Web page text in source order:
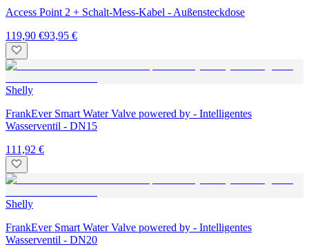
Access Point 2 + Schalt-Mess-Kabel - Außensteckdose
119,90 €93,95 €
Shelly
FrankEver Smart Water Valve powered by - Intelligentes
Wasserventil - DN15
111,92 €
Shelly
FrankEver Smart Water Valve powered by - Intelligentes
Wasserventil - DN20